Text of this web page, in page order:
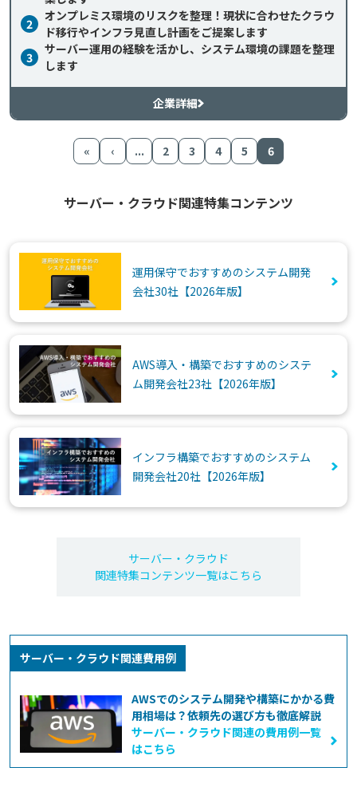
2
オンプレミス環境のリスクを整理！現状に合わせたクラウ
ド移行やインフラ見直し計画をご提案します
3
サーバー運用の経験を活かし、システム環境の課題を整理
します
企業詳細
« ‹ ... 2 3 4 5 6
サーバー・クラウド関連特集コンテンツ
運用保守でおすすめのシステム開発
会社30社【2026年版】
AWS導入・構築でおすすめのシステ
ム開発会社23社【2026年版】
インフラ構築でおすすめのシステム
開発会社20社【2026年版】
サーバー・クラウド
関連特集コンテンツ一覧はこちら
サーバー・クラウド関連費用例
AWSでのシステム開発や構築にかかる費
用相場は？依頼先の選び方も徹底解説
サーバー・クラウド関連の費用例一覧
はこちら